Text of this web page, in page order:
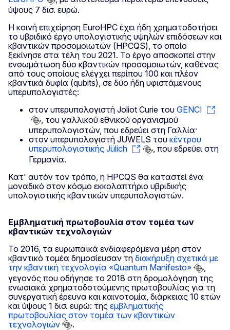
ύψους 7 δισ. ευρώ.
Η κοινή επιχείρηση EuroHPC έχει ήδη χρηματοδοτήσει
το υβριδικό έργο υπολογιστικής υψηλών επιδόσεων και
κβαντικών προσομοιωτών (HPCQS), το οποίο
ξεκίνησε στα τέλη του 2021. Το έργο αποσκοπεί στην
ενσωμάτωση δύο κβαντικών προσομοιωτών, καθένας
από τους οποίους ελέγχει περίπου 100 και πλέον
κβαντικά δυφία (qubits), σε δύο ήδη υφιστάμενους
υπερυπολογιστές:
στον υπερυπολογιστή Joliot Curie του GENCI
, του γαλλικού εθνικού οργανισμού
υπερυπολογιστών, που εδρεύει στη Γαλλία·
στον υπερυπολογιστή JUWELS του κέντρου
υπερυπολογιστικής Jülich
, που εδρεύει στη
Γερμανία.
Κατ' αυτόν τον τρόπο, η HPCQS θα καταστεί ένα
μοναδικό στον κόσμο εκκολαπτήριο υβριδικής
υπολογιστικής κβαντικών υπερυπολογιστών.
Εμβληματική πρωτοβουλία στον τομέα των
κβαντικών τεχνολογιών
Το 2016, τα ευρωπαϊκά ενδιαφερόμενα μέρη στον
κβαντικό τομέα δημοσίευσαν τη διακήρυξη σχετικά με
την κβαντική τεχνολογία «Quantum Manifesto»
,
γεγονός που οδήγησε το 2018 στη δρομολόγηση της
ενωσιακά χρηματοδοτούμενης πρωτοβουλίας για τη
συνεργατική έρευνα και καινοτομία, διάρκειας 10 ετών
και ύψους 1 δισ. ευρώ: της εμβληματικής
πρωτοβουλίας στον τομέα των κβαντικών
τεχνολογιών
.